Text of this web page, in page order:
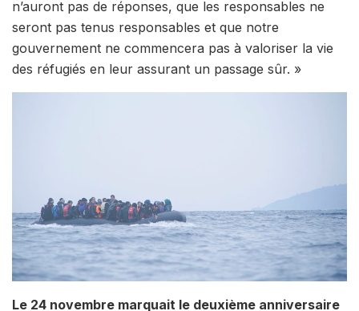
n’auront pas de réponses, que les responsables ne
seront pas tenus responsables et que notre
gouvernement ne commencera pas à valoriser la vie
des réfugiés en leur assurant un passage sûr. »
Le 24 novembre marquait le deuxième anniversaire